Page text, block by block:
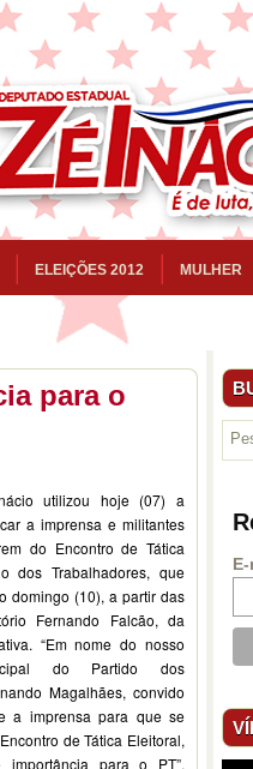
ELEIÇÕES 2012 MULHER
para o
cio utilizou hoje (07) a
a imprensa e militantes
do Encontro de Tática
dos Trabalhadores, que
domingo (10), a partir das
Fernando Falcão, da
“Em nome do nosso
do Partido dos
Magalhães, convido
a imprensa para que se
de Tática Eleitoral,
importância para o PT”,